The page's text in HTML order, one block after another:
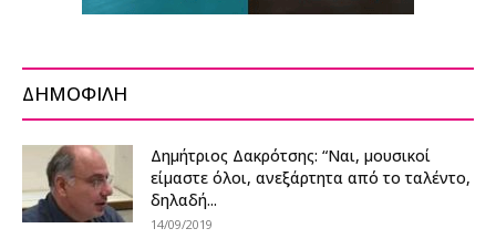
ΔΗΜΟΦΙΛΗ
Δημήτριος Δακρότσης: “Ναι, μουσικοί
είμαστε όλοι, ανεξάρτητα από το ταλέντο,
δηλαδή...
14/09/2019